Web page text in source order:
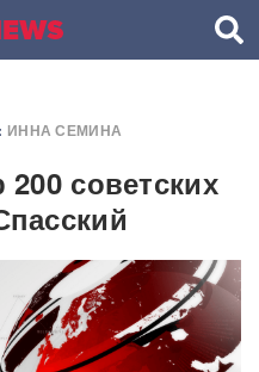
ИННА СЕМИНА
советских